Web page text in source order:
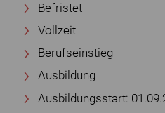
Befristet
Vollzeit
Berufseinstieg
Ausbildung
Ausbildungsstart: